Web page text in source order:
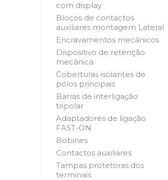
com display
Blocos de contactos
auxiliares montagem Lateral
Encravamentos mecânicos
Dispositivo de retenção
mecânica
Coberturas isolantes de
pólos principais
Barras de interligação
tripolar
Adaptadores de ligação
FAST-ON
Bobines
Contactos auxiliares
Tampas protetoras dos
terminais